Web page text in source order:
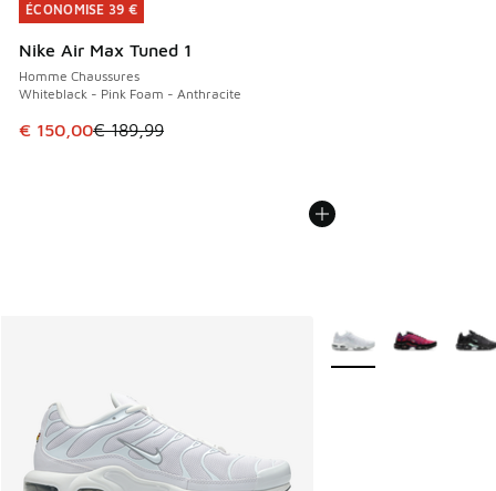
ÉCONOMISE 39 €
Nike Air Max Tuned 1
Homme Chaussures
Whiteblack - Pink Foam - Anthracite
Cet article est en promotion. Prix en baisse de € 189,99 à
€ 150,00€ 189,99
ÉCONOMISE 39 €
Plus de couleurs